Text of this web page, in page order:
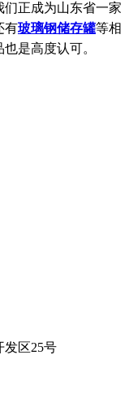
正成为山东省一家
有玻璃钢储存罐等相
是高度认可。
发区25号